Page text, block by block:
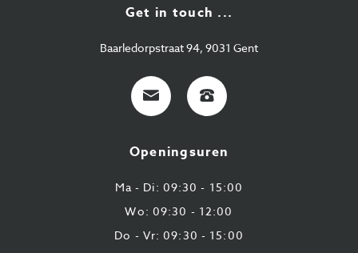
Get in touch ...
Baarledorpstraat 94, 9031 Gent
E-
mail
+32
9
43
87
Openingsuren
Ma - Di: 09:30 - 15:00
Wo: 09:30 - 12:00
Do - Vr: 09:30 - 15:00